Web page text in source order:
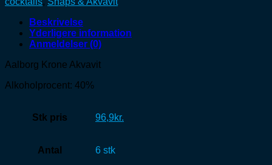
Beskrivelse
Yderligere information
Anmeldelser (0)
Aalborg Krone Akvavit
Alkoholprocent: 40%
Stk pris 96,9kr.
Antal 6 stk